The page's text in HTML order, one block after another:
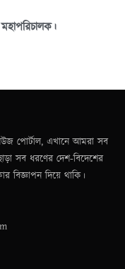
পোর্টাল, এখানে আমরা সব
সব ধরণের দেশ-বিদেশের
বিজ্ঞাপন দিয়ে থাকি।